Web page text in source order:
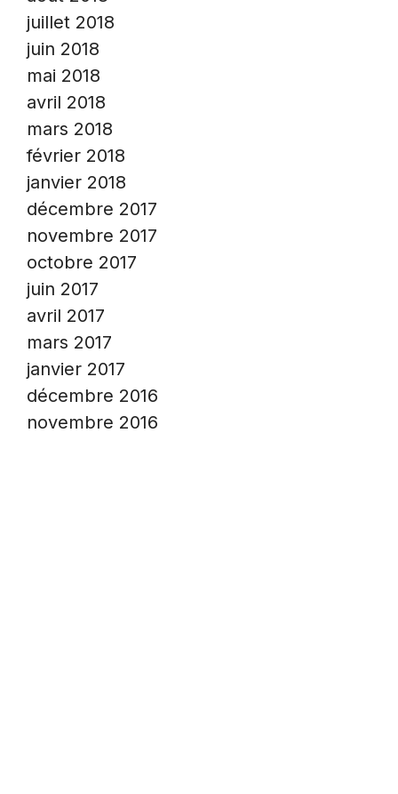
juillet 2018
juin 2018
mai 2018
avril 2018
mars 2018
février 2018
janvier 2018
décembre 2017
novembre 2017
octobre 2017
juin 2017
avril 2017
mars 2017
janvier 2017
décembre 2016
novembre 2016